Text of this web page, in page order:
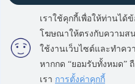
มี2คนก
แจ้งวัฒนะ เมืองทอง
รามคำแหง หัวหมาก
เกษตรศาสตร์ รัชโยธิน
Power by
เราใช้คุกกี้เพื่อให้ท่านได้
โฆษณาให้ตรงกับความสน
ใช้งานเว็บไซต์และทำคว
หากกด “ยอมรับทั้งหมด”
เรา การตั้งค่าคุกกี้